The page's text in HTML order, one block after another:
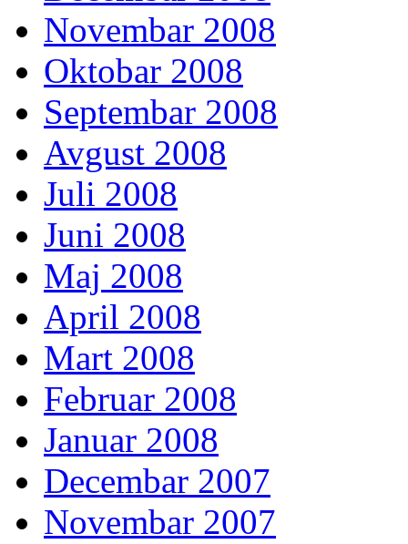
Novembar 2008
Oktobar 2008
Septembar 2008
Avgust 2008
Juli 2008
Juni 2008
Maj 2008
April 2008
Mart 2008
Februar 2008
Januar 2008
Decembar 2007
Novembar 2007